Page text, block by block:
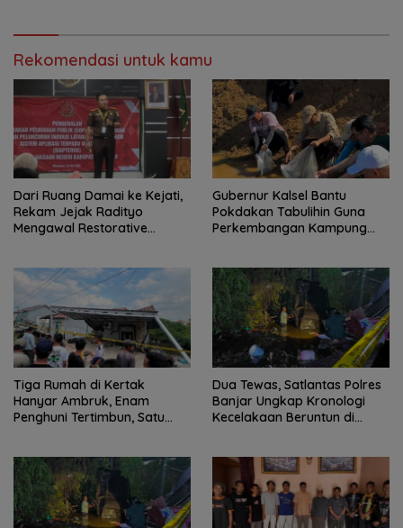
Rekomendasi untuk kamu
Dari Ruang Damai ke Kejati,
Rekam Jejak Radityo
Mengawal Restorative
Gubernur Kalsel Bantu
Pokdakan Tabulihin Guna
Perkembangan Kampung
Tiga Rumah di Kertak
Hanyar Ambruk, Enam
Penghuni Tertimbun, Satu
Dua Tewas, Satlantas Polres
Banjar Ungkap Kronologi
Kecelakaan Beruntun di